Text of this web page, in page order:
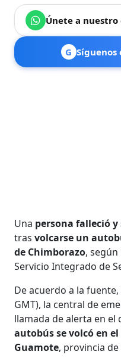
Únete a nuestro
G Síguenos
Una persona falleció
trasvolcarse un
de Chimborazo,
Servicio Integrado de
De acuerdo a la
GMT), la central de
llamada de alerta en el
autobús se volcó en
Guamote, provincia